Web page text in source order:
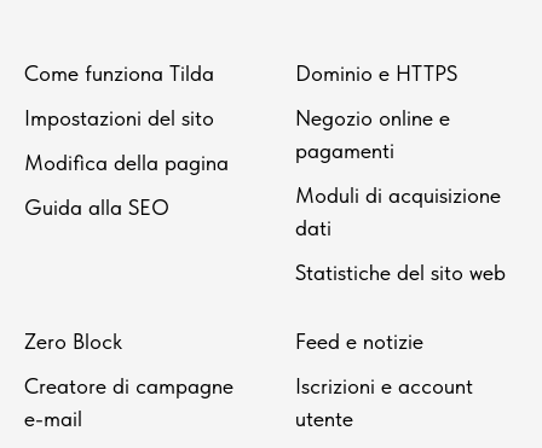
Come funziona Tilda
Impostazioni del sito
Modifica della pagina
Guida alla SEO
Dominio e HTTPS
Negozio online e
pagamenti
Moduli di acquisizione
dati
Statistiche del sito web
Zero Block
Creatore di campagne
e-mail
Feed e notizie
Iscrizioni e account
utente